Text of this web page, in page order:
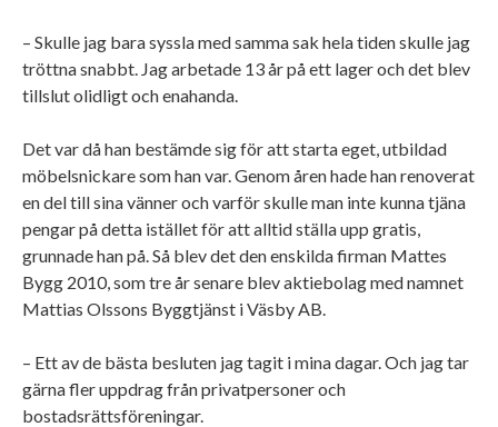
– Skulle jag bara syssla med samma sak hela tiden skulle jag
tröttna snabbt. Jag arbetade 13 år på ett lager och det blev
tillslut olidligt och enahanda.
Det var då han bestämde sig för att starta eget, utbildad
möbelsnickare som han var. Genom åren hade han renoverat
en del till sina vänner och varför skulle man inte kunna tjäna
pengar på detta istället för att alltid ställa upp gratis,
grunnade han på. Så blev det den enskilda firman Mattes
Bygg 2010, som tre år senare blev aktiebolag med namnet
Mattias Olssons Byggtjänst i Väsby AB.
– Ett av de bästa besluten jag tagit i mina dagar. Och jag tar
gärna fler uppdrag från privatpersoner och
bostadsrättsföreningar.